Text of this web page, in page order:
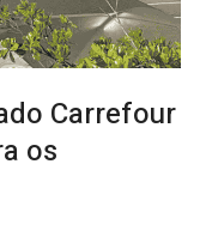
Carrefour
os